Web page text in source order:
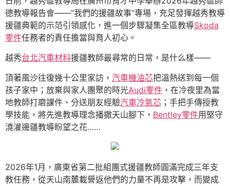
德教導報告會——“我們的援疆故事”專場，充足發揮越秀教導
援疆典範的示范引領感化，進一個步驟凝集全區教導Skoda
零件任務者的責任擔當與育人初心。
越秀台北汽車材料援疆教師最尋常的日常，是什么樣——
頂著風沙往復幾十公里家訪， 汽車機油芯把溫熱送到每一個
孩子家中；放棄與家人團聚的時光Audi零件 ，在冷夜里為當
地教師打磨課件、分送朋友經驗汽車冷氣芯 ；手把手傳授教
學技能，將先進教導理念播撒天山腳下， Bentley零件用堅守
澆灌邊疆教導盼望之花……
2026年1月，廣東省第二批組團式援疆教師圓滿完成三年支
教任務，從天山南麓載譽返他們的力量不再是攻擊，而變成